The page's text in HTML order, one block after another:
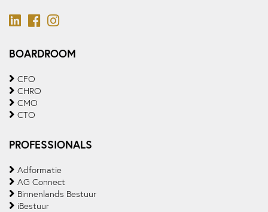
BOARDROOM
CFO
CHRO
CMO
CTO
PROFESSIONALS
Adformatie
AG Connect
Binnenlands Bestuur
iBestuur